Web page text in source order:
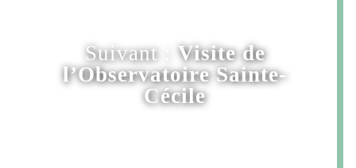
Suivant : Visite de
l’Observatoire Sainte-
Cécile